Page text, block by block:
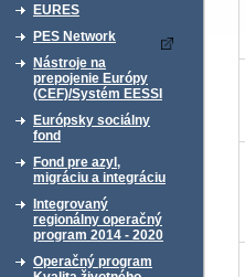
EURES
PES Network
Nástroje na
prepojenie Európy
(CEF)/Systém EESSI
Európsky sociálny
fond
Fond pre azyl,
migráciu a integráciu
Integrovaný
regionálny operačný
program 2014 - 2020
Operačný program